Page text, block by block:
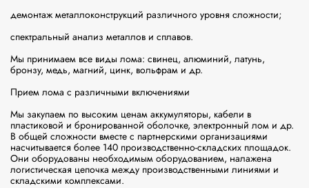
демонтаж металлоконструкций различного уровня сложности;
спектральный анализ металлов и сплавов.
Мы принимаем все виды лома: свинец, алюминий, латунь,
бронзу, медь, магний, цинк, вольфрам и др.
Прием лома с различными включениями
Мы закупаем по высоким ценам аккумуляторы, кабели в
пластиковой и бронированной оболочке, электронный лом и др.
В общей сложности вместе с партнерскими организациями
насчитывается более 140 производственно-складских площадок.
Они оборудованы необходимым оборудованием, налажена
логистическая цепочка между производственными линиями и
складскими комплексами.